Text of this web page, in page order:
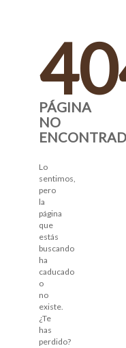
PÁGINA
NO
Lo
sentimos,
pero
la
página
que
estás
buscando
ha
caducado
o
no
existe.
¿Te
has
perdido?